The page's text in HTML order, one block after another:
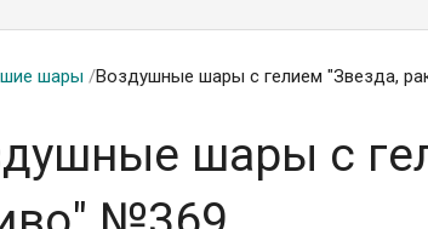
шары /Воздушные шары с гелием "Звезда,
шары с